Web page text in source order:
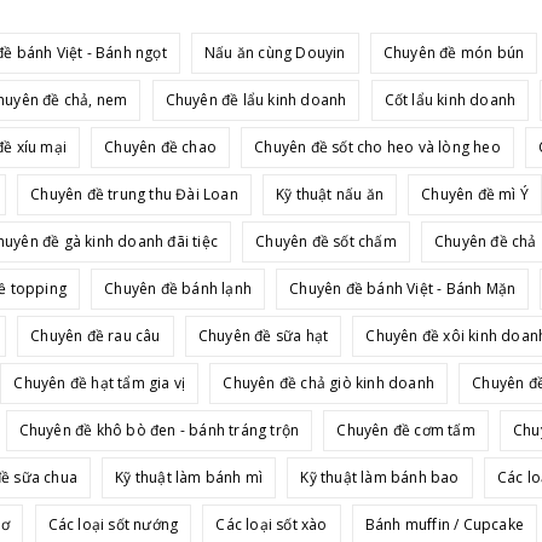
bánh Việt - Bánh ngọt Nấu ăn cùng Douyin Chuyên đề món bún
đề chả, nem Chuyên đề lẩu kinh doanh Cốt lẩu kinh doanh
xíu mại Chuyên đề chao Chuyên đề sốt cho heo và lòng heo
Chuyên đề trung thu Đài Loan Kỹ thuật nấu ăn Chuyên đề mì Ý
đề gà kinh doanh đãi tiệc Chuyên đề sốt chấm Chuyên đề chả
topping Chuyên đề bánh lạnh Chuyên đề bánh Việt - Bánh Mặn
Chuyên đề rau câu Chuyên đề sữa hạt Chuyên đề xôi kinh
Chuyên đề hạt tẩm gia vị Chuyên đề chả giò kinh doanh Chuyên
Chuyên đề khô bò đen - bánh tráng trộn Chuyên đề cơm tấm
sữa chua Kỹ thuật làm bánh mì Kỹ thuật làm bánh bao Các
Các loại sốt nướng Các loại sốt xào Bánh muffin / Cupcake